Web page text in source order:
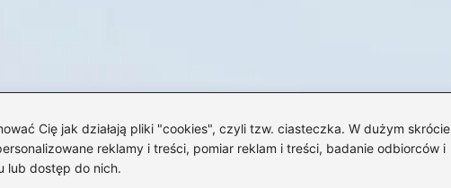
Cię jak działają pliki "cookies", czyli tzw. ciasteczka. W dużym skrócie
reklamy i treści, pomiar reklam i treści, badanie odbiorców i
lub dostęp do nich.